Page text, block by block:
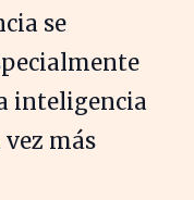
se
inteligencia
más